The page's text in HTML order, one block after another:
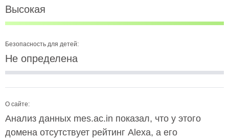
Высокая
Безопасность для детей:
Не определена
О сайте:
Анализ данных mes.ac.in показал, что у этого
домена отсутствует рейтинг Alexa, а его